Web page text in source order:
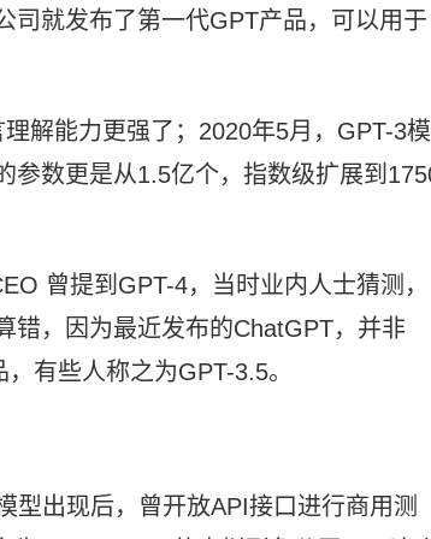
司就发布了第一代GPT产品，可以用于
解能力更强了；2020年5月，GPT-3模
参数更是从1.5亿个，指数级扩展到
曾提到GPT-4，当时业内人士猜测，
错，因为最近发布的ChatGPT，并非
有些人称之为GPT-3.5。
型出现后，曾开放API接口进行商用测